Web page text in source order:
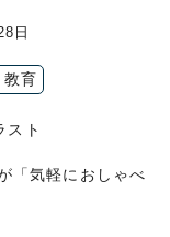
日
教育
「気軽におしゃべ